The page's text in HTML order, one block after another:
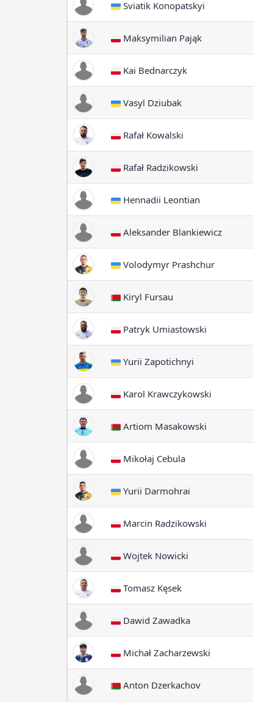
Sviatik Konopatskyi
Maksymilian Pająk
Kai Bednarczyk
Vasyl Dziubak
Rafał Kowalski
Rafał Radzikowski
Hennadii Leontian
Aleksander Blankiewicz
Volodymyr Prashchur
Kiryl Fursau
Patryk Umiastowski
Yurii Zapotichnyi
Karol Krawczykowski
Artiom Masakowski
Mikołaj Cebula
Yurii Darmohrai
Marcin Radzikowski
Wojtek Nowicki
Tomasz Kęsek
Dawid Zawadka
Michał Zacharzewski
Anton Dzerkachov